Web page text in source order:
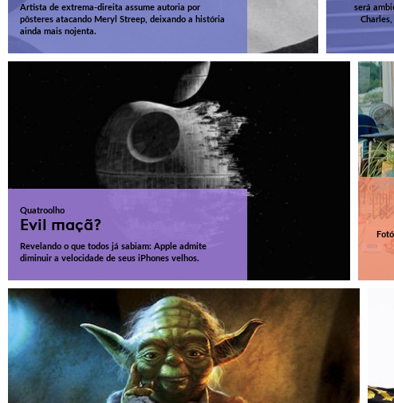
será
Artista de extrema-direita assume autoria por
pôsteres atacando Meryl Streep, deixando a história
ainda mais nojenta.
Quatroolho
Evil maçã?
Revelando o que todos já sabiam: Apple admite
diminuir a velocidade de seus iPhones velhos.